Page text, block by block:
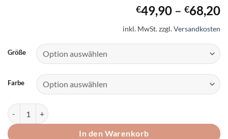
€49,90 – €68,20
inkl. MwSt.zzgl.Versandkosten
Größe
Farbe
Schlafanzug langarm aus Wolle Seide geringeltes Hemd Menge
In den Warenkorb